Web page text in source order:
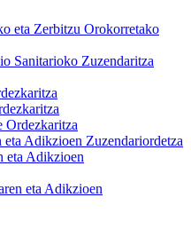
eta Zerbitzu Orokorretako
Sanitarioko Zuzendaritza
Ordezkaritza
Adikzioen Zuzendariordetza
eta Adikzioen
eta Adikzioen